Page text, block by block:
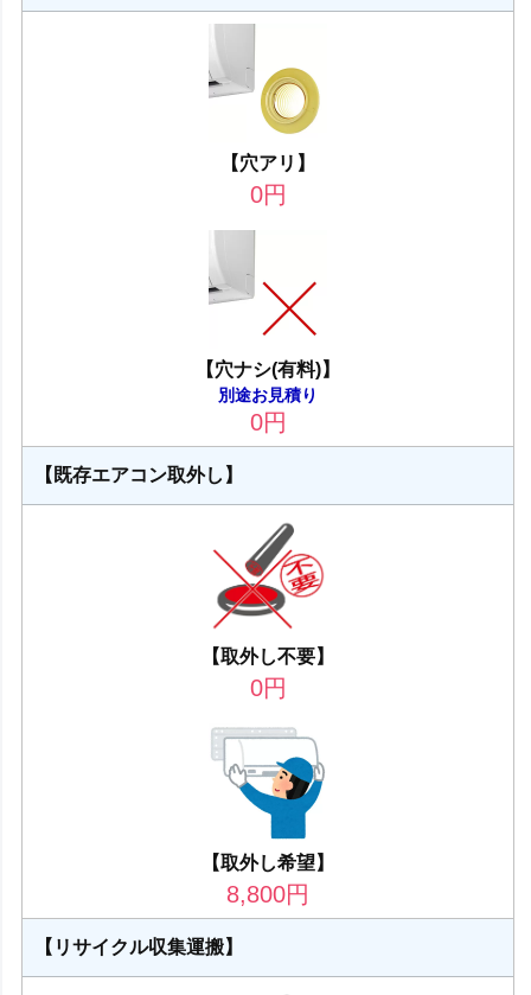
【穴アリ】
0円
【穴ナシ(有料)】
別途お見積り
0円
【既存エアコン取外し】
【取外し不要】
0円
【取外し希望】
8,800円
【リサイクル収集運搬】